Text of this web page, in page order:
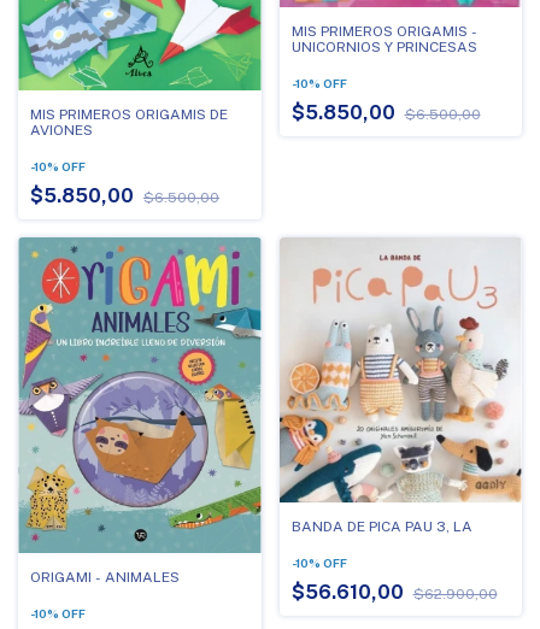
MIS PRIMEROS ORIGAMIS DE
AVIONES
-10% OFF
$5.850,00 $6.500,00
MIS PRIMEROS ORIGAMIS -
UNICORNIOS Y PRINCESAS
-10% OFF
$5.850,00 $6.500,00
ORIGAMI - ANIMALES
-10% OFF
BANDA DE PICA PAU 3, LA
-10% OFF
$56.610,00 $62.900,00